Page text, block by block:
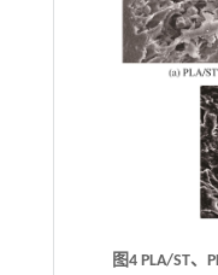
图4 PLA/ST、